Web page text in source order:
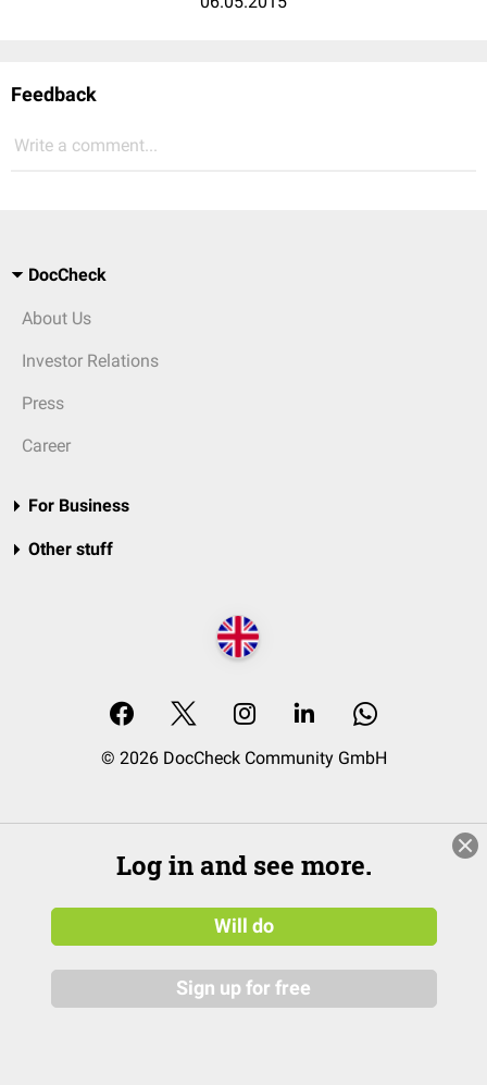
Feedback
Write a comment...
DocCheck
About Us
Investor Relations
Press
Career
For Business
Other stuff
© 2026 DocCheck Community GmbH
Log in and see more.
Will do
Sign up for free